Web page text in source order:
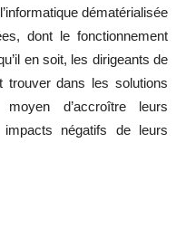
dématérialisée
dont le fonctionnement
en soit, les dirigeants de
trouver dans les solutions
d’accroître leurs
négatifs de leurs